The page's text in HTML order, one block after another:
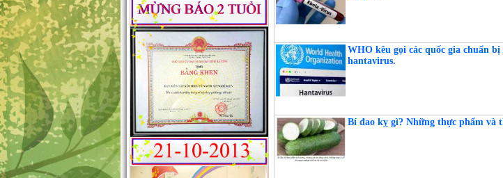
WHO kêu gọi các quốc gia chuẩn
hantavirus.
Bí đao kỵ gì? Những thực phẩm và